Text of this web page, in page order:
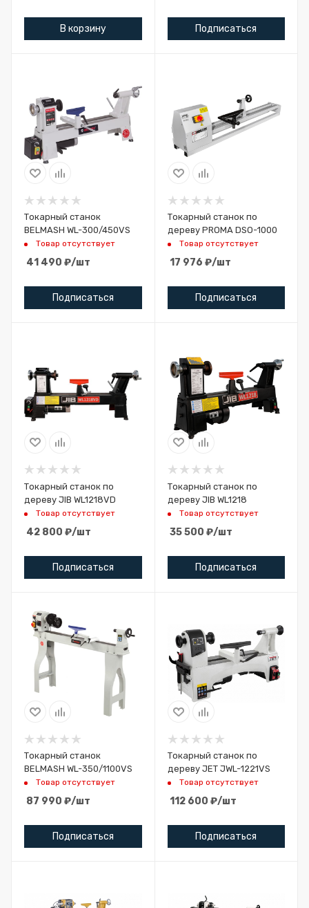
В корзину Подписаться
Токарный станок
BELMASH WL-300/450VS
Товар отсутствует
41 490 ₽/шт
Подписаться
Токарный станок по
дереву PROMA DSO-1000
Товар отсутствует
17 976 ₽/шт
Подписаться
Токарный станок по
дереву JIB WL1218VD
Товар отсутствует
42 800 ₽/шт
Подписаться
Токарный станок по
дереву JIB WL1218
Товар отсутствует
35 500 ₽/шт
Подписаться
Токарный станок
BELMASH WL-350/1100VS
Товар отсутствует
87 990 ₽/шт
Подписаться
Токарный станок по
дереву JET JWL-1221VS
Товар отсутствует
112 600 ₽/шт
Подписаться